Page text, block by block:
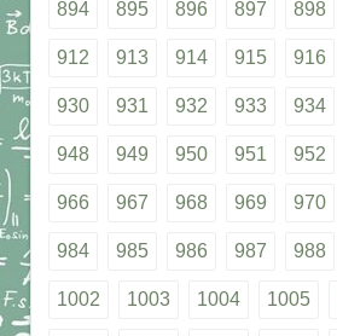
894 895 896 897 898
912 913 914 915 916
930 931 932 933 934
948 949 950 951 952
966 967 968 969 970
984 985 986 987 988
1002 1003 1004 1005